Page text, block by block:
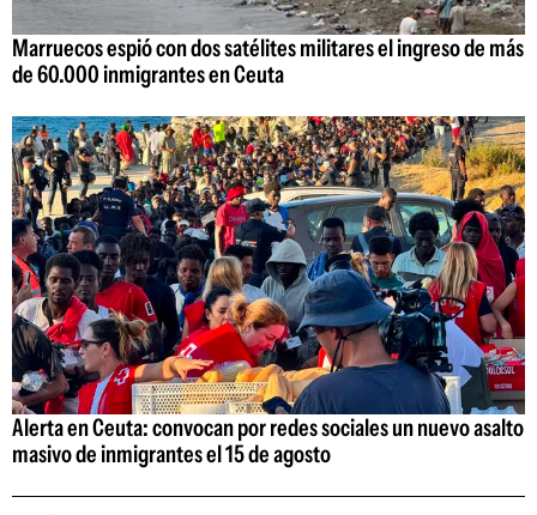
Marruecos espió con dos satélites militares el ingreso de más
de 60.000 inmigrantes en Ceuta
Alerta en Ceuta: convocan por redes sociales un nuevo asalto
masivo de inmigrantes el 15 de agosto